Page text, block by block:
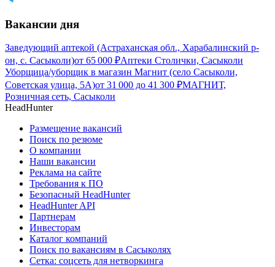
Вакансии дня
Заведующий аптекой (Астраханская обл., Харабалинский р-
он, с. Сасыколи)от 65 000 ₽Аптеки Столички, Сасыколи
Уборщица/уборщик в магазин Магнит (село Сасыколи,
Советская улица, 5А)от 31 000 до 41 300 ₽МАГНИТ,
Розничная сеть, Сасыколи
HeadHunter
Размещение вакансий
Поиск по резюме
О компании
Наши вакансии
Реклама на сайте
Требования к ПО
Безопасный HeadHunter
HeadHunter API
Партнерам
Инвесторам
Каталог компаний
Поиск по вакансиям в Сасыколях
Сетка: соцсеть для нетворкинга